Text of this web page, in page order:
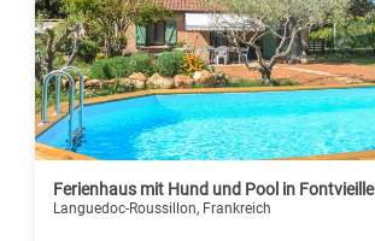
Ferienhaus mit Hund und Pool in Fontvieille
Languedoc-Roussillon, Frankreich